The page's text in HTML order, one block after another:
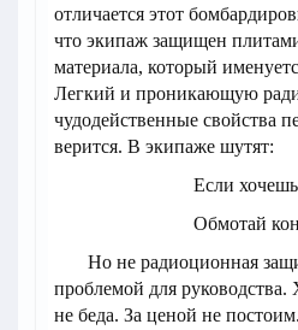
отличается этот
что экипаж защищен
материала, который
Легкий и проникающую
чудодейственные свойства
верится. В экипаже шутят:
Если хочешь
Обмотай конец
Но не радиоционная
проблемой для руководства.
не беда. За ценой не